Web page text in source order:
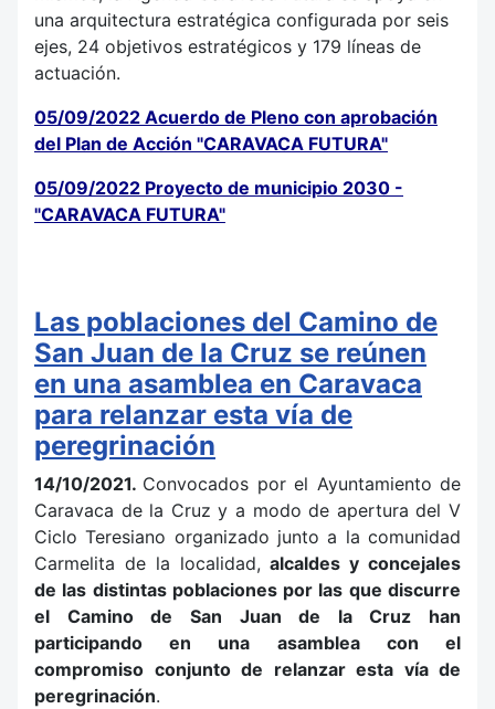
una arquitectura estratégica configurada por seis
ejes, 24 objetivos estratégicos y 179 líneas de
actuación.
05/09/2022 Acuerdo de Pleno con aprobación
del Plan de Acción "CARAVACA FUTURA"
05/09/2022 Proyecto de municipio 2030 -
"CARAVACA FUTURA"
Las poblaciones del Camino de
San Juan de la Cruz se reúnen
en una asamblea en Caravaca
para relanzar esta vía de
peregrinación
14/10/2021. Convocados por el Ayuntamiento de
Caravaca de la Cruz y a modo de apertura del V
Ciclo Teresiano organizado junto a la comunidad
Carmelita de la localidad,alcaldes y concejales
de las distintas poblaciones por las que discurre
el Camino de San Juan de la Cruz han
participando en una asamblea con el
compromiso conjunto de relanzar esta vía de
peregrinación.